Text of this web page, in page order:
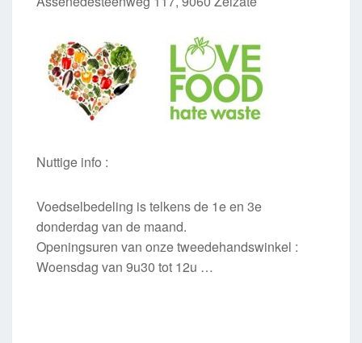
Nuttige info :
Voedselbedeling is telkens de 1e en 3e
donderdag van de maand.
Openingsuren van onze tweedehandswinkel :
Woensdag van 9u30 tot 12u …